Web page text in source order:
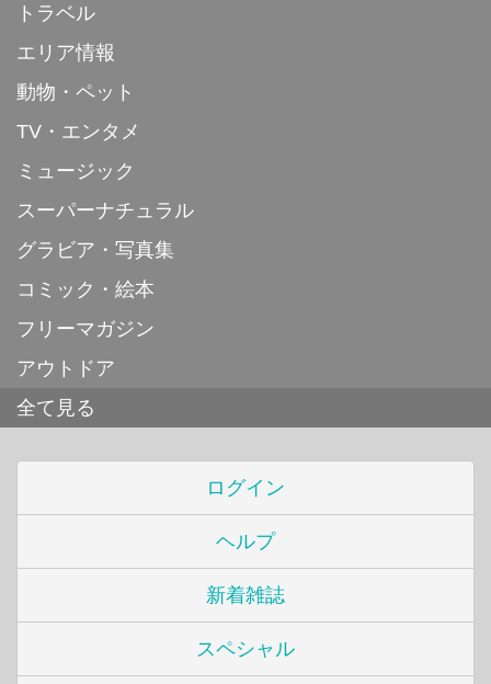
トラベル
エリア情報
動物・ペット
TV・エンタメ
ミュージック
スーパーナチュラル
グラビア・写真集
コミック・絵本
フリーマガジン
アウトドア
全て見る
ログイン
ヘルプ
新着雑誌
スペシャル